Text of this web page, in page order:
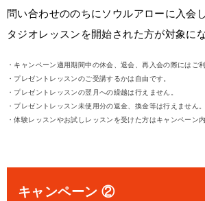
問い合わせののちにソウルアローに入会
タジオレッスンを開始された方が対象にな
・キャンペーン適用期間中の休会、退会、再入会の際にはご
・プレゼントレッスンのご受講するかは自由です。
・プレゼントレッスンの翌月への繰越は行えません。
・プレゼントレッスン未使用分の返金、換金等は行えません。
・体験レッスンやお試しレッスンを受けた方はキャンペーン
キャンペーン ②